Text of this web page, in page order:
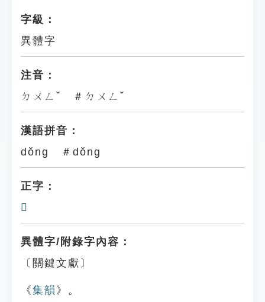
字級：
異體字
注音：
ㄉㄨㄥˇ ＃ㄉㄨㄥˇ
漢語拼音：
dǒng ＃dǒng
正字：
𥳘
異體字/附錄字內容：
〔關鍵文獻〕
《集韻 》。